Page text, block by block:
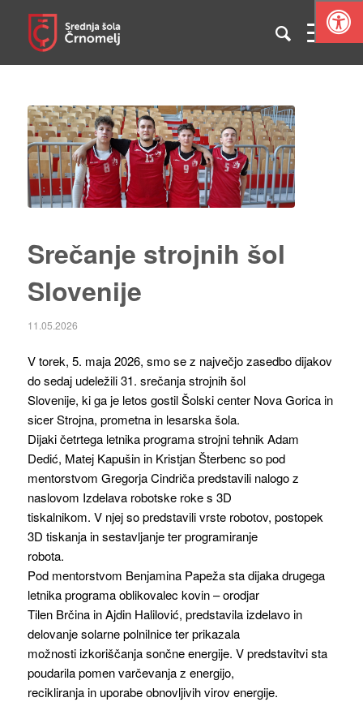
Srečanje strojnih šol
Slovenije
11.05.2026
V torek, 5. maja 2026, smo se z največjo zasedbo dijakov
do sedaj udeležili 31. srečanja strojnih šol
Slovenije, ki ga je letos gostil Šolski center Nova Gorica in
sicer Strojna, prometna in lesarska šola.
Dijaki četrtega letnika programa strojni tehnik Adam
Dedić, Matej Kapušin in Kristjan Šterbenc so pod
mentorstvom Gregorja Cindriča predstavili nalogo z
naslovom Izdelava robotske roke s 3D
tiskalnikom. V njej so predstavili vrste robotov, postopek
3D tiskanja in sestavljanje ter programiranje
robota.
Pod mentorstvom Benjamina Papeža sta dijaka drugega
letnika programa oblikovalec kovin – orodjar
Tilen Brčina in Ajdin Halilović, predstavila izdelavo in
delovanje solarne polnilnice ter prikazala
možnosti izkoriščanja sončne energije. V predstavitvi sta
poudarila pomen varčevanja z energijo,
recikliranja in uporabe obnovljivih virov energije.